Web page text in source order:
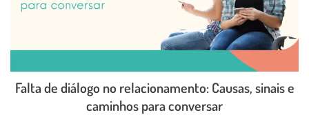
Falta de diálogo no relacionamento: Causas, sinais e
caminhos para conversar